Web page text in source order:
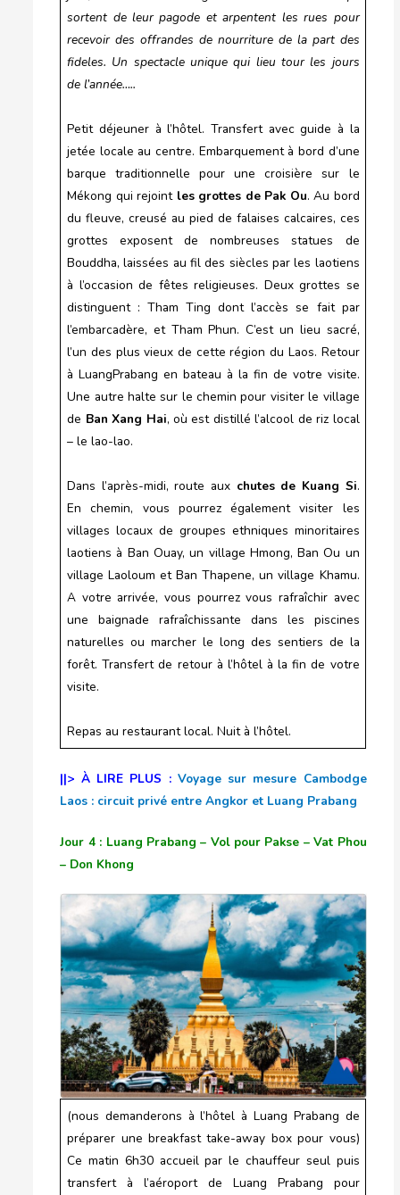
sortent de leur pagode et arpentent les rues pour
recevoir des offrandes de nourriture de la part des
fideles. Un spectacle unique qui lieu tour les jours
de l’année…..
Petit déjeuner à l’hôtel. Transfert avec guide à la
jetée locale au centre. Embarquement à bord d’une
barque traditionnelle pour une croisière sur le
Mékong qui rejoint les grottes de Pak Ou. Au bord
du fleuve, creusé au pied de falaises calcaires, ces
grottes exposent de nombreuses statues de
Bouddha, laissées au fil des siècles par les laotiens
à l’occasion de fêtes religieuses. Deux grottes se
distinguent : Tham Ting dont l’accès se fait par
l’embarcadère, et Tham Phun. C’est un lieu sacré,
l’un des plus vieux de cette région du Laos. Retour
à LuangPrabang en bateau à la fin de votre visite.
Une autre halte sur le chemin pour visiter le village
de Ban Xang Hai, où est distillé l’alcool de riz local
– le lao-lao.
Dans l’après-midi, route aux chutes de Kuang Si.
En chemin, vous pourrez également visiter les
villages locaux de groupes ethniques minoritaires
laotiens à Ban Ouay, un village Hmong, Ban Ou un
village Laoloum et Ban Thapene, un village Khamu.
A votre arrivée, vous pourrez vous rafraîchir avec
une baignade rafraîchissante dans les piscines
naturelles ou marcher le long des sentiers de la
forêt. Transfert de retour à l’hôtel à la fin de votre
visite.
Repas au restaurant local. Nuit à l’hôtel.
||> À LIRE PLUS : Voyage sur mesure Cambodge
Laos : circuit privé entre Angkor et Luang Prabang
Jour 4 : Luang Prabang – Vol pour Pakse – Vat Phou
– Don Khong
(nous demanderons à l’hôtel à Luang Prabang de
préparer une breakfast take-away box pour vous)
Ce matin 6h30 accueil par le chauffeur seul puis
transfert à l’aéroport de Luang Prabang pour